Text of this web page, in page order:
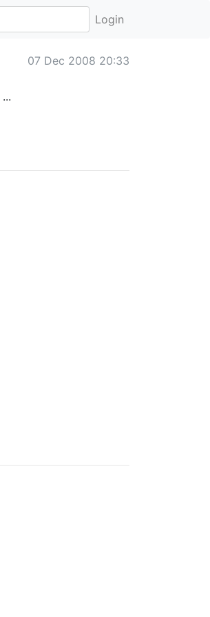
Login
07 Dec 2008 20:33
...